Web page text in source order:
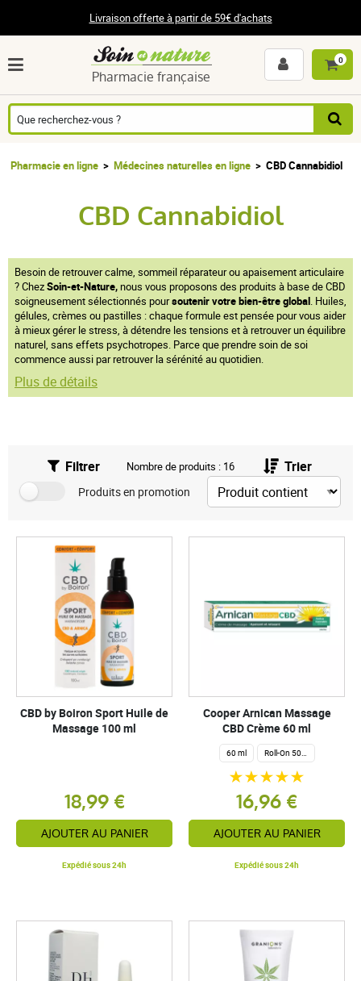
Livraison offerte à partir de 59€ d'achats
Pharmacie française
0
Pharmacie en ligne Médecines naturelles en ligne CBD Cannabidiol
CBD Cannabidiol
Besoin de retrouver calme, sommeil réparateur ou apaisement articulaire
? ChezSoin-et-Nature,nous vous proposons des produits à base de CBD
soigneusement sélectionnés poursoutenir votre bien-être global. Huiles,
gélules, crèmes ou pastilles : chaque formule est pensée pour vous aider
à mieux gérer le stress, à détendre les tensions et à retrouver un équilibre
naturel, sans effets psychotropes. Parce que prendre soin de soi
commence aussi par retrouver la sérénité au quotidien.
Plus de détails
Filtrer Nombre de produits : 16 Trier
Produits en promotion
CBD by Boiron Sport Huile de
Massage 100 ml
18,99 €
AJOUTER AU PANIER
Expédié sous 24h
Cooper Arnican Massage
CBD Crème 60 ml
60 ml Roll-On 50 ml
16,96 €
AJOUTER AU PANIER
Expédié sous 24h